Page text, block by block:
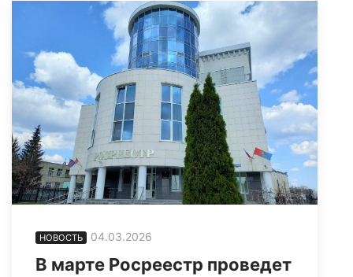
НОВОСТЬ 04.03.2026
В марте Росреестр проведет